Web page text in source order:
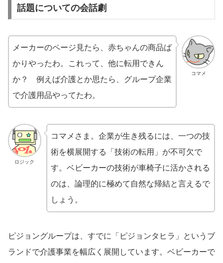
話題についての会話劇
コマメ
メーカーのページ見たら、赤ちゃんの商品ば
かりやったわ。これって、他に転用できん
か？ 例えば介護とか思たら、グループ企業
で介護用品やってたわ。
ロジック
コマメさま。企業が生き残るには、一つの技
術を横展開する「技術の転用」が不可欠で
す。ベビーカーの技術が車椅子に活かされる
のは、論理的に極めて自然な帰結と言えるで
しょう。
ピジョングループは、すでに「ピジョンタヒラ」というブ
ランドで介護事業を幅広く展開しています。ベビーカーで